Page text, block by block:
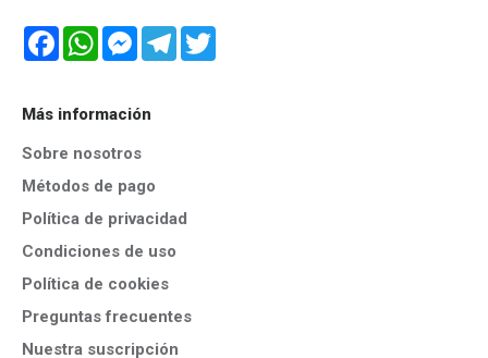
FacebookWhatsAppMessengerTelegram
Más información
Sobre nosotros
Métodos de pago
Política de privacidad
Condiciones de uso
Política de cookies
Preguntas frecuentes
Nuestra suscripción